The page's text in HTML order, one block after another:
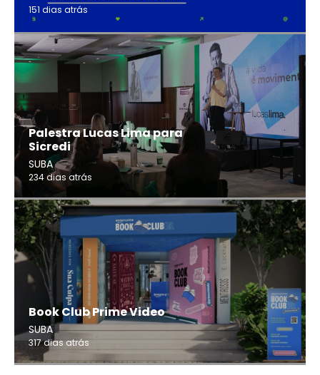
151 dias atrás
Palestra Lucas Lima para
Sicredi
SUBA
234 dias atrás
Book Club Prime Video
SUBA
317 dias atrás